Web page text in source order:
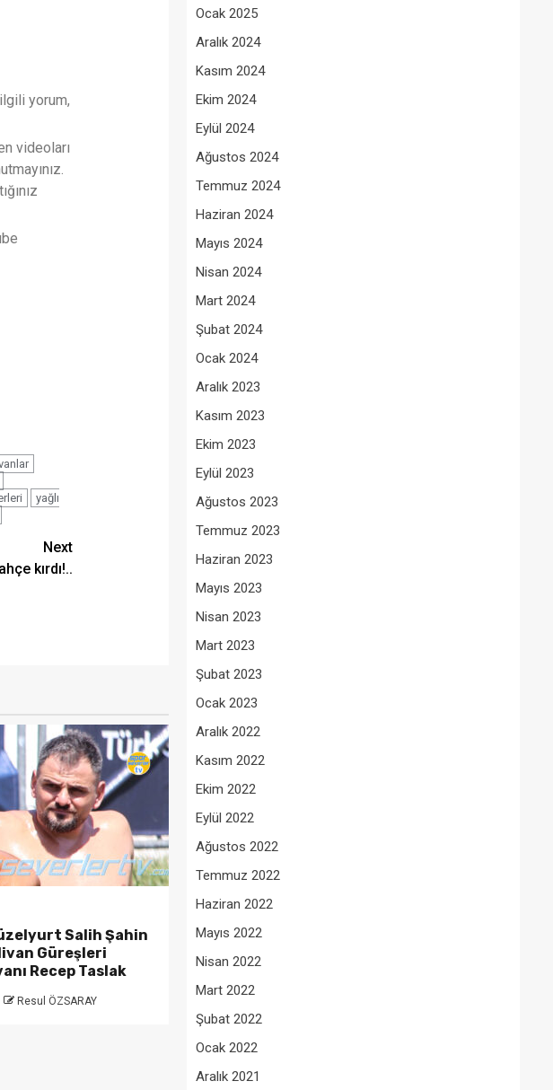
yorum,
videoları
yağlı
Next
kırdı!..
Salih Şahin
Güreşleri
Recep Taslak
Resul ÖZSARAY
Ocak 2025
Aralık 2024
Kasım 2024
Ekim 2024
Eylül 2024
Ağustos 2024
Temmuz 2024
Haziran 2024
Mayıs 2024
Nisan 2024
Mart 2024
Şubat 2024
Ocak 2024
Aralık 2023
Kasım 2023
Ekim 2023
Eylül 2023
Ağustos 2023
Temmuz 2023
Haziran 2023
Mayıs 2023
Nisan 2023
Mart 2023
Şubat 2023
Ocak 2023
Aralık 2022
Kasım 2022
Ekim 2022
Eylül 2022
Ağustos 2022
Temmuz 2022
Haziran 2022
Mayıs 2022
Nisan 2022
Mart 2022
Şubat 2022
Ocak 2022
Aralık 2021